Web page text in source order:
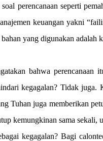
perencanaan seperti
keuangan yakni
yang digunakan adalah
bahwa perencanaan
kegagalan? Tidak
Tuhan juga memberikan
kemungkinan sama sekali,
kegagalan? Bagi